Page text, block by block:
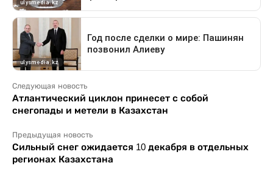
Следующая новость
Атлантический циклон принесет с собой
снегопады и метели в Казахстан
Предыдущая новость
Сильный снег ожидается 10 декабря в отдельных
регионах Казахстана